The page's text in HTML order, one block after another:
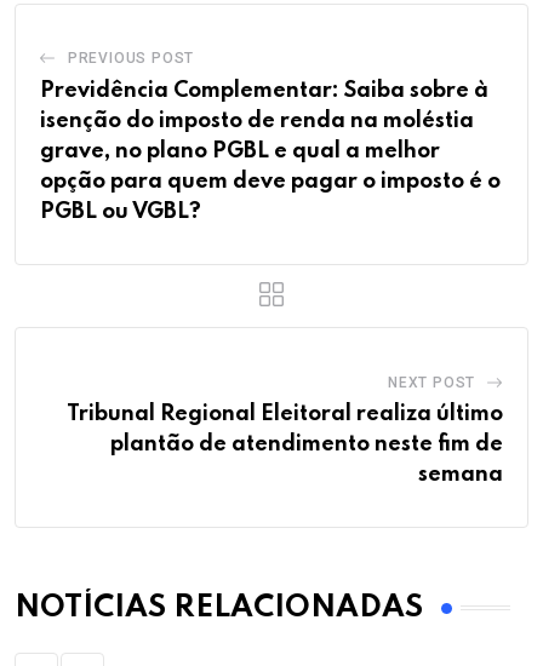
PREVIOUS POST
Previdência Complementar: Saiba sobre à
isenção do imposto de renda na moléstia
grave, no plano PGBL e qual a melhor
opção para quem deve pagar o imposto é o
PGBL ou VGBL?
NEXT POST
Tribunal Regional Eleitoral realiza último
plantão de atendimento neste fim de
semana
NOTÍCIAS RELACIONADAS